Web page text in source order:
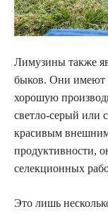
Лимузины также
быков. Они имеют
хорошую
светло-серый или
красивым
продуктивности,
селекционных
Это лишь